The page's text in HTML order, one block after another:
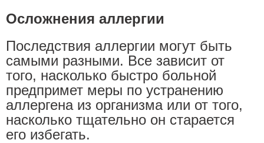
Осложнения аллергии
Последствия аллергии могут быть
самыми разными. Все зависит от
того, насколько быстро больной
предпримет меры по устранению
аллергена из организма или от того,
насколько тщательно он старается
его избегать.